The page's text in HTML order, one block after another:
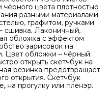
цвета плотностью
разными материалами:
графитом, ручками
сшивка. Лаконичный,
обложка с эффектом
зарисовок на
Цвет обложки – чёрный.
открыть скетчбук на
резинка предотвращает
открытия. Скетчбук
на прогулку или пленэр.